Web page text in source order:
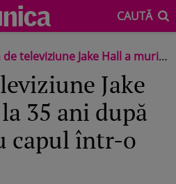
CAUTĂ
Jake Hall a murit la 35 ani după ce a intrat cu capul într-o ușă de sticlă
Jake
35 ani după
capul într-o